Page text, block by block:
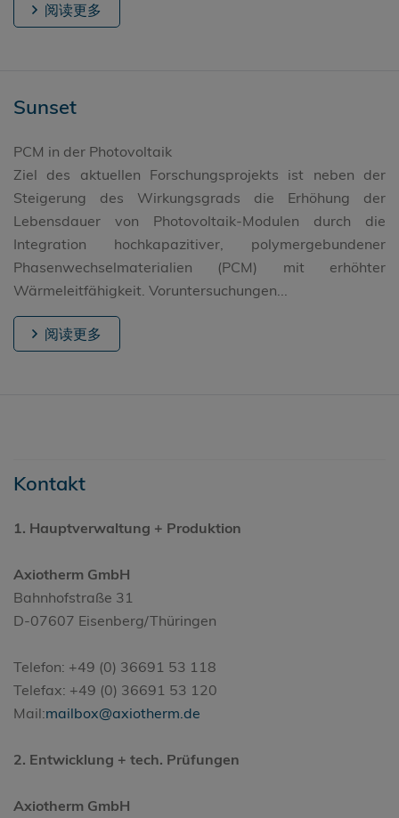
阅读更多
Sunset
PCM in der Photovoltaik
Ziel des aktuellen Forschungsprojekts ist neben der
Steigerung des Wirkungsgrads die Erhöhung der
Lebensdauer von Photovoltaik-Modulen durch die
Integration hochkapazitiver, polymergebundener
Phasenwechselmaterialien (PCM) mit erhöhter
Wärmeleitfähigkeit. Voruntersuchungen...
阅读更多
Kontakt
1. Hauptverwaltung + Produktion
Axiotherm GmbH
Bahnhofstraße 31
D-07607 Eisenberg/Thüringen
Telefon: +49 (0) 36691 53 118
Telefax: +49 (0) 36691 53 120
Mail:mailbox@axiotherm.de
2. Entwicklung + tech. Prüfungen
Axiotherm GmbH